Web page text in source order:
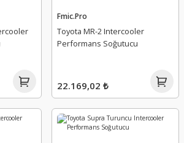
Fmic.Pro
Toyota MR-2 Intercooler
Performans Soğutucu
22.169,02 ₺